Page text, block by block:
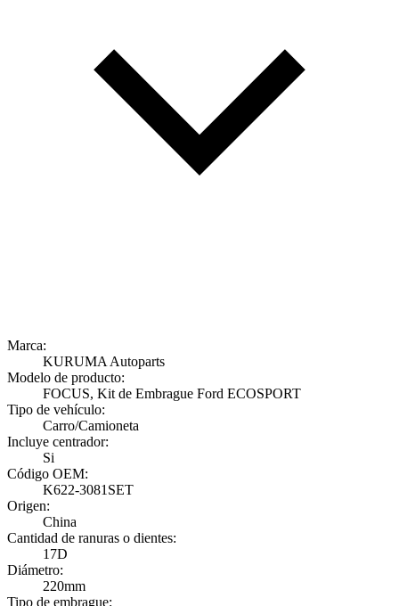
Marca:
KURUMA Autoparts
Modelo de producto:
FOCUS, Kit de Embrague Ford ECOSPORT
Tipo de vehículo:
Carro/Camioneta
Incluye centrador:
Si
Código OEM:
K622-3081SET
Origen:
China
Cantidad de ranuras o dientes:
17D
Diámetro:
220mm
Tipo de embrague: